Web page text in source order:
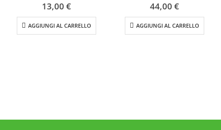
13,00 €
AGGIUNGI AL CARRELLO
44,00 €
AGGIUNGI AL CARRELLO